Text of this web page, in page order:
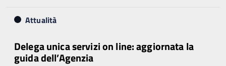
Attualità
Delega unica servizi on line: aggiornata la
guida dell’Agenzia